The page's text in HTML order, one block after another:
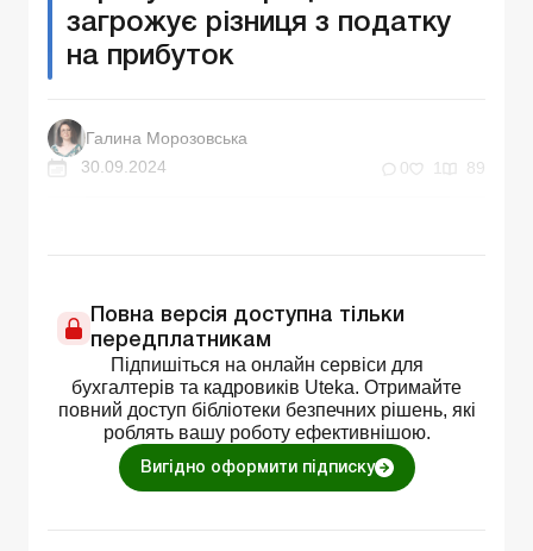
загрожує різниця з податку
на прибуток
Галина Морозовська
30.09.2024
0 1 89
Повна версія доступна тільки
передплатникам
Підпишіться на онлайн сервіси для
бухгалтерів та кадровиків Uteka. Отримайте
повний доступ бібліотеки безпечних рішень, які
роблять вашу роботу ефективнішою.
Вигідно оформити підписку